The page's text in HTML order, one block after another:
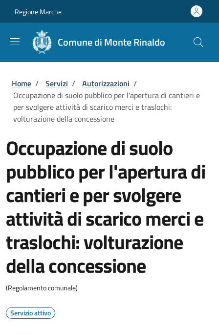
Regione Marche
Comune di Monte Rinaldo
Briciole di pane
Home / Servizi / Autorizzazioni /
Occupazione di suolo pubblico per l'apertura di cantieri e
per svolgere attività di scarico merci e traslochi:
volturazione della concessione
Occupazione di suolo
pubblico per l'apertura di
cantieri e per svolgere
attività di scarico merci e
traslochi: volturazione
della concessione
(Regolamento comunale)
Servizio attivo